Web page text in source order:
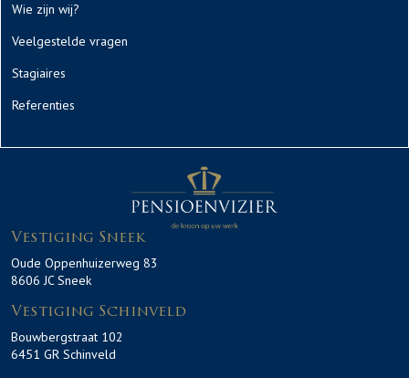
Wie zijn wij?
Veelgestelde vragen
Stagiaires
Referenties
Vestiging Sneek
Oude Oppenhuizerweg 83
8606 JC Sneek
Vestiging Schinveld
Bouwbergstraat 102
6451 GR Schinveld